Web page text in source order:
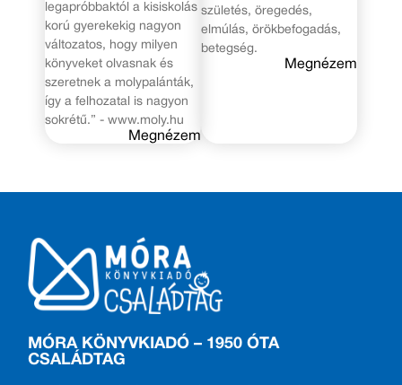
legapróbbaktól a kisiskolás
korú gyerekekig nagyon
változatos, hogy milyen
könyveket olvasnak és
szeretnek a molypalánták,
így a felhozatal is nagyon
sokrétű.” - www.moly.hu
Megnézem
születés, öregedés,
elmúlás, örökbefogadás,
betegség.
Megnézem
MÓRA KÖNYVKIADÓ – 1950 ÓTA
CSALÁDTAG